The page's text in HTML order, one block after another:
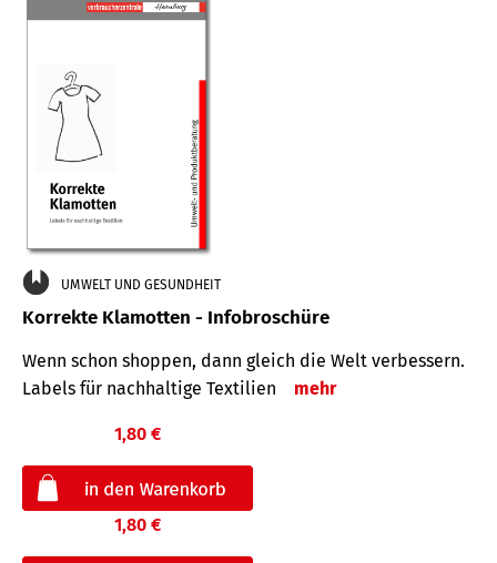
UMWELT UND GESUNDHEIT
Korrekte Klamotten - Infobroschüre
Wenn schon shoppen, dann gleich die Welt verbessern.
Labels für nachhaltige Textilien
mehr
1,80 €
1,80 €